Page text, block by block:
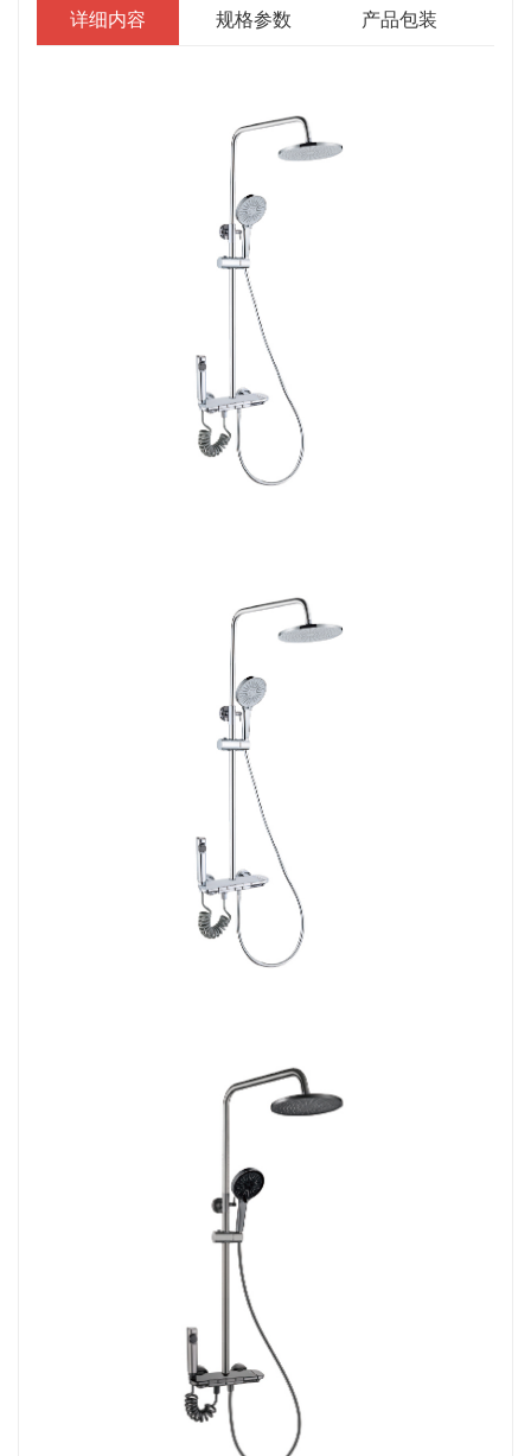
详细内容 规格参数 产品包装